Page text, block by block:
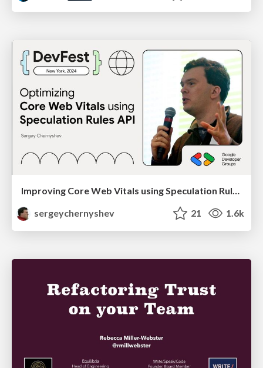
Improving Core Web Vitals using Speculation Rules API
sergeychernyshev
21 1.6k